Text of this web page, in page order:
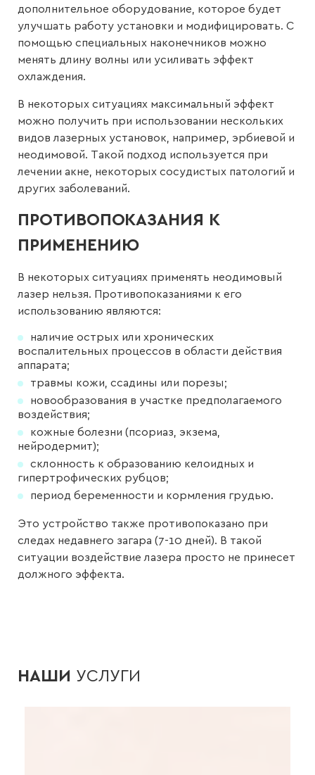
дополнительное оборудование, которое будет
улучшать работу установки и модифицировать. С
помощью специальных наконечников можно
менять длину волны или усиливать эффект
охлаждения.
В некоторых ситуациях максимальный эффект
можно получить при использовании нескольких
видов лазерных установок, например, эрбиевой и
неодимовой. Такой подход используется при
лечении акне, некоторых сосудистых патологий и
других заболеваний.
ПРОТИВОПОКАЗАНИЯ К
ПРИМЕНЕНИЮ
В некоторых ситуациях применять неодимовый
лазер нельзя. Противопоказаниями к его
использованию являются:
наличие острых или хронических
воспалительных процессов в области действия
аппарата;
травмы кожи, ссадины или порезы;
новообразования в участке предполагаемого
воздействия;
кожные болезни (псориаз, экзема,
нейродермит);
склонность к образованию келоидных и
гипертрофических рубцов;
период беременности и кормления грудью.
Это устройство также противопоказано при
следах недавнего загара (7-10 дней). В такой
ситуации воздействие лазера просто не принесет
должного эффекта.
НАШИ УСЛУГИ